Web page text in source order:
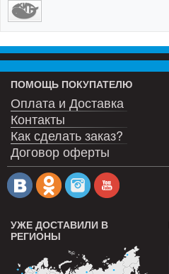
ПОМОЩЬ ПОКУПАТЕЛЮ
Оплата и Доставка
Контакты
Как сделать заказ?
Договор оферты
УЖЕ ДОСТАВИЛИ В
РЕГИОНЫ